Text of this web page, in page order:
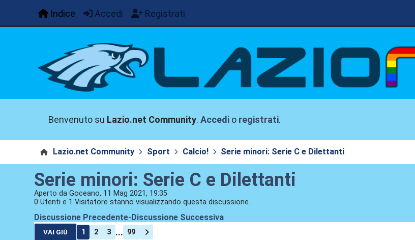
Indice Accedi Registrati
Benvenuto su Lazio.net Community.Accedi o registrati.
Lazio.net Community Sport Calcio! Serie minori: Serie C e Dilettanti
Serie minori: Serie C e Dilettanti
Aperto da Goceano, 11 Mag 2021, 19:35
0 Utenti e 1 Visitatore stanno visualizzando questa discussione.
Discussione Precedente- Discussione Successiva
VAI GIÙ 1 2 3 ... 99